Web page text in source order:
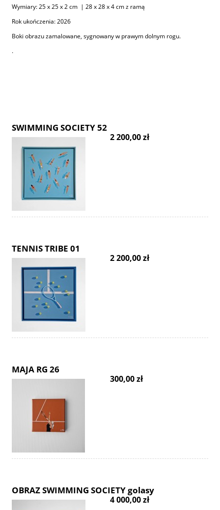
Wymiary: 25 x 25 x 2 cm | 28 x 28 x 4 cm z ramą
Rok ukończenia: 2026
Boki obrazu zamalowane, sygnowany w prawym dolnym rogu.
.
SWIMMING SOCIETY 52
2 200,00 zł
TENNIS TRIBE 01
2 200,00 zł
MAJA RG 26
300,00 zł
OBRAZ SWIMMING SOCIETY golasy
4 000,00 zł